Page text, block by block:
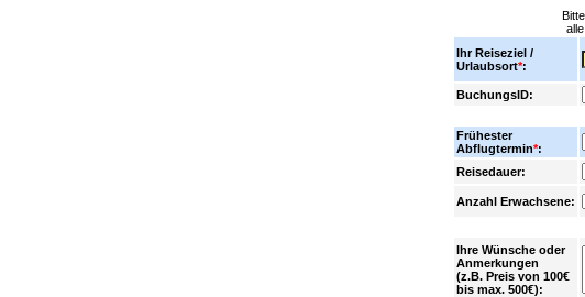
Ihr Reiseziel /
Urlaubsort*:
BuchungsID:
Frühester
Abflugtermin*:
Reisedauer:
Anzahl Erwachsene:
Ihre Wünsche oder
Anmerkungen
(z.B. Preis von 100€
bis max. 500€):